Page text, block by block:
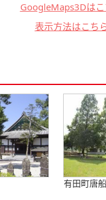
GoogleMaps3Dはこ
表示方法はこち
有田町唐